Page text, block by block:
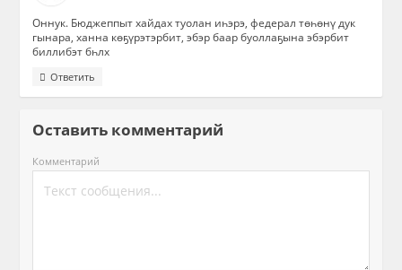
Оннук. Бюджеппыт хайдах туолан иһэрэ, федерал төһөнү дук
гынара, ханна көҕүрэтэрбит, эбэр баар буоллаҕына эбэрбит
биллибэт бһлх
Ответить
Оставить комментарий
Комментарий